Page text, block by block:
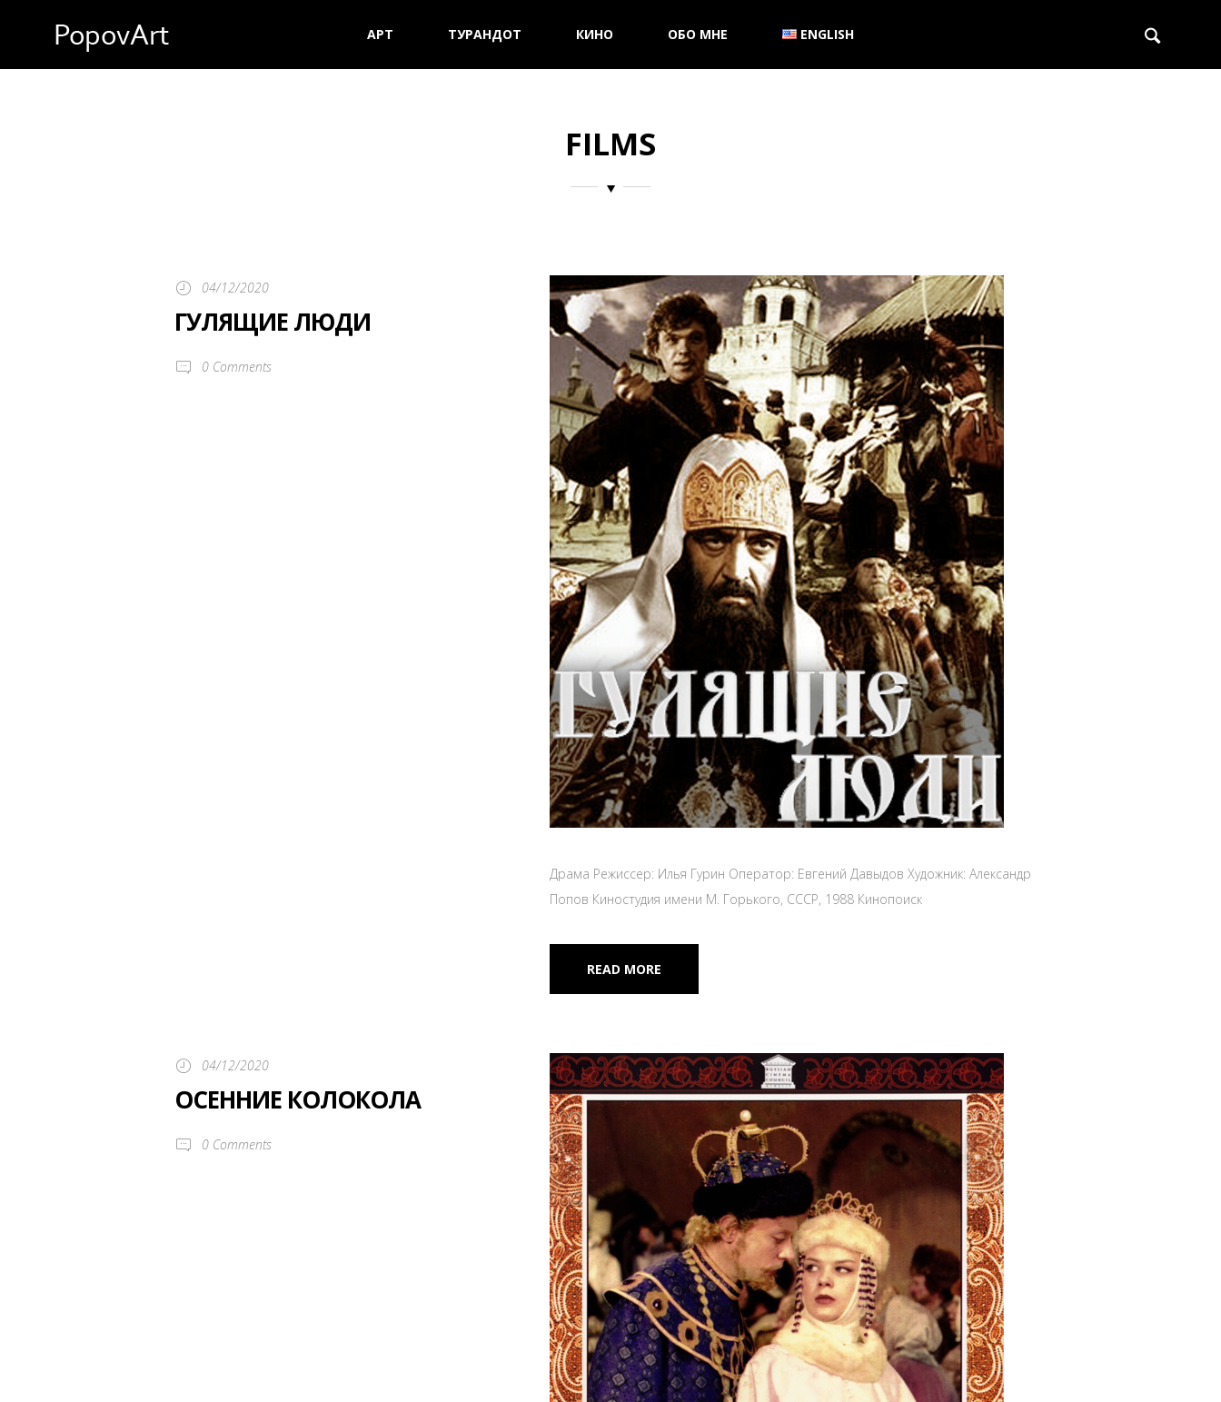
АРТ ТУРАНДОТ КИНО ОБО МНЕ ENGLISH
FILMS
04/12/2020
ГУЛЯЩИЕ ЛЮДИ
0 Comments
Драма Режиссер: Илья Гурин Оператор: Евгений Давыдов Художник: Александр
Попов Киностудия имени М. Горького, СССР, 1988 Кинопоиск
READ MORE
04/12/2020
ОСЕННИЕ КОЛОКОЛА
0 Comments